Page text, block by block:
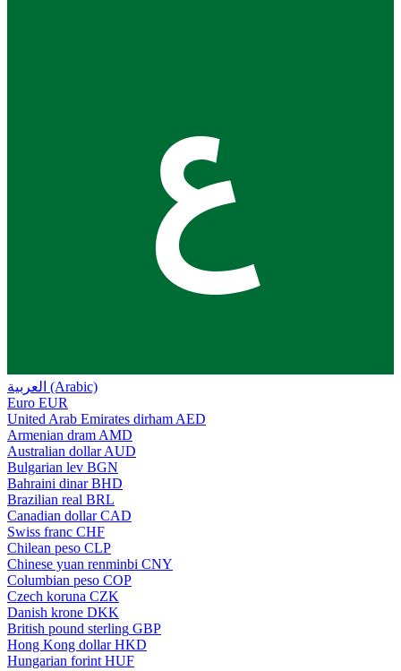
ع
العربية (Arabic)
Euro EUR
United Arab Emirates dirham AED
Armenian dram AMD
Australian dollar AUD
Bulgarian lev BGN
Bahraini dinar BHD
Brazilian real BRL
Canadian dollar CAD
Swiss franc CHF
Chilean peso CLP
Chinese yuan renminbi CNY
Columbian peso COP
Czech koruna CZK
Danish krone DKK
British pound sterling GBP
Hong Kong dollar HKD
Hungarian forint HUF